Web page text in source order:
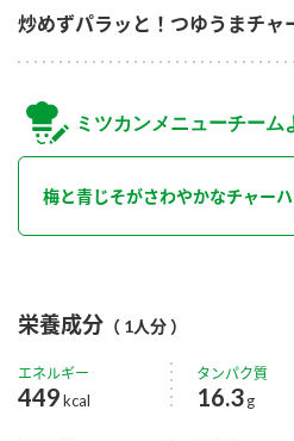
炒めずパラッと！つゆうまチャ
ミツカンメニューチーム
梅と青じそがさわやかなチャーハ
栄養成分 （ 1人分 ）
エネルギー
449kcal
タンパク質
16.3g